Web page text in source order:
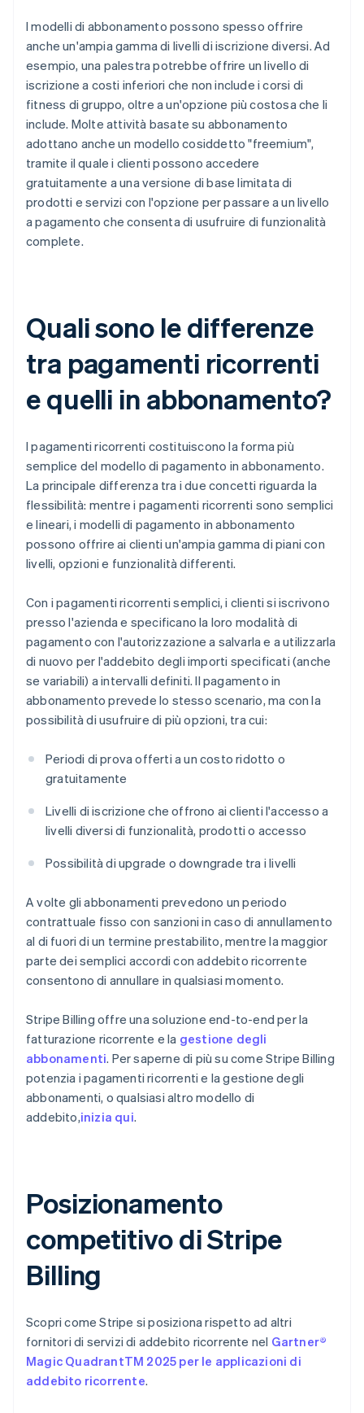
I modelli di abbonamento possono spesso offrire
anche un'ampia gamma di livelli di iscrizione diversi. Ad
esempio, una palestra potrebbe offrire un livello di
iscrizione a costi inferiori che non include i corsi di
fitness di gruppo, oltre a un'opzione più costosa che li
include. Molte attività basate su abbonamento
adottano anche un modello cosiddetto "freemium",
tramite il quale i clienti possono accedere
gratuitamente a una versione di base limitata di
prodotti e servizi con l'opzione per passare a un livello
a pagamento che consenta di usufruire di funzionalità
complete.
Quali sono le differenze
tra pagamenti ricorrenti
e quelli in abbonamento?
I pagamenti ricorrenti costituiscono la forma più
semplice del modello di pagamento in abbonamento.
La principale differenza tra i due concetti riguarda la
flessibilità: mentre i pagamenti ricorrenti sono semplici
e lineari, i modelli di pagamento in abbonamento
possono offrire ai clienti un'ampia gamma di piani con
livelli, opzioni e funzionalità differenti.
Con i pagamenti ricorrenti semplici, i clienti si iscrivono
presso l'azienda e specificano la loro modalità di
pagamento con l'autorizzazione a salvarla e a utilizzarla
di nuovo per l'addebito degli importi specificati (anche
se variabili) a intervalli definiti. Il pagamento in
abbonamento prevede lo stesso scenario, ma con la
possibilità di usufruire di più opzioni, tra cui:
Periodi di prova offerti a un costo ridotto o
gratuitamente
Livelli di iscrizione che offrono ai clienti l'accesso a
livelli diversi di funzionalità, prodotti o accesso
Possibilità di upgrade o downgrade tra i livelli
A volte gli abbonamenti prevedono un periodo
contrattuale fisso con sanzioni in caso di annullamento
al di fuori di un termine prestabilito, mentre la maggior
parte dei semplici accordi con addebito ricorrente
consentono di annullare in qualsiasi momento.
Stripe Billing offre una soluzione end-to-end per la
fatturazione ricorrente e la gestione degli
abbonamenti. Per saperne di più su come Stripe Billing
potenzia i pagamenti ricorrenti e la gestione degli
abbonamenti, o qualsiasi altro modello di
addebito,inizia qui.
Posizionamento
competitivo di Stripe
Billing
Scopri come Stripe si posiziona rispetto ad altri
fornitori di servizi di addebito ricorrente nel Gartner®
Magic QuadrantTM 2025 per le applicazioni di
addebito ricorrente.